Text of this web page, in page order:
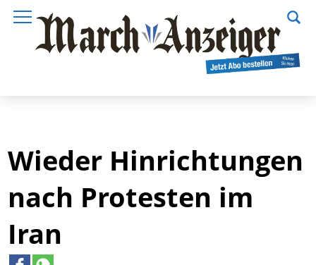
Wieder Hinrichtungen
nach Protesten im
Iran